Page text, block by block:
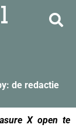
de redactie
X open te